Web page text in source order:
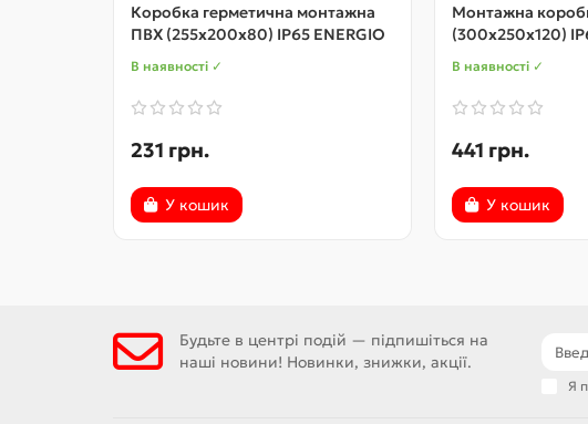
Коробка герметична монтажна
ПВХ (255x200x80) IP65 ENERGIO
В наявності ✓
231 грн.
У кошик
Монтажна
(300x250x120)
В наявності ✓
441 грн.
У кошик
Будьте в центрі подій — підпишіться на
наші новини! Новинки, знижки, акції.
Я